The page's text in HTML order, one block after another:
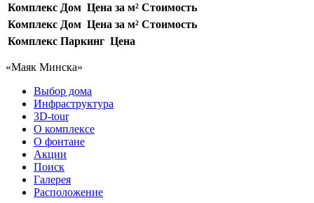
Комплекс Дом Цена за м² Стоимость
Комплекс Дом Цена за м² Стоимость
Комплекс Паркинг Цена
«Маяк Минска»
Выбор дома
Инфраструктура
3D-tour
О комплексе
О фонтане
Акции
Поиск
Галерея
Расположение